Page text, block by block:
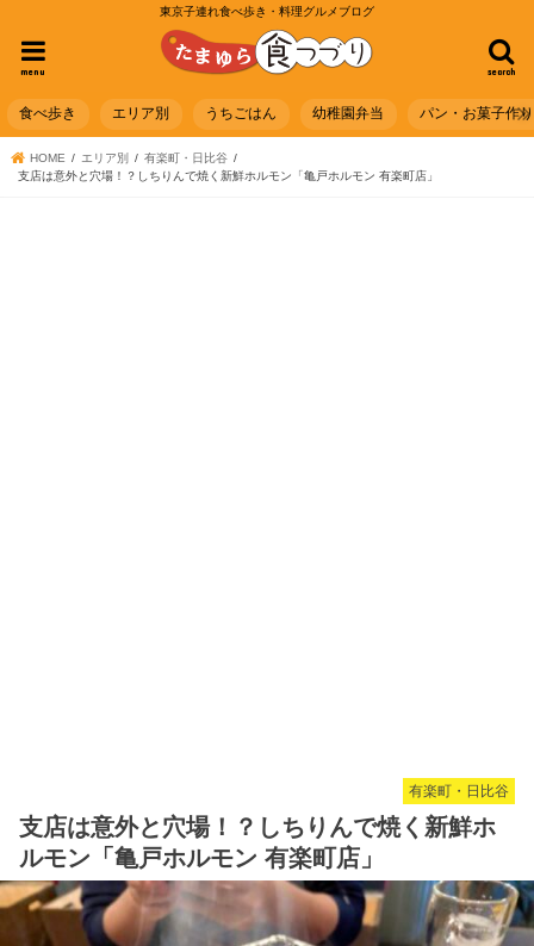
東京子連れ食べ歩き・料理グルメブログ
search
menu
食べ歩き エリア別 うちごはん 幼稚園弁当 パン・お菓子作り
HOME エリア別
有楽町・日比谷
支店は意外と穴場！？しちりんで焼く新鮮ホルモン「亀戸ホルモン 有楽町店」
有楽町・日比谷
支店は意外と穴場！？しちりんで焼く新鮮ホ
ルモン「亀戸ホルモン 有楽町店」